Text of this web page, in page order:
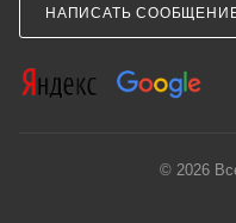
НАПИСАТЬ
© 2026